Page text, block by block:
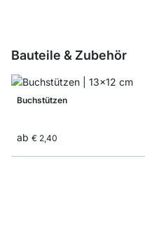
Bauteile & Zubehör
Buchstützen
ab € 2,40